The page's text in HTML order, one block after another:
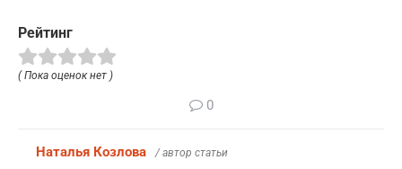
Рейтинг
( Пока оценок нет )
0
Наталья Козлова / автор статьи